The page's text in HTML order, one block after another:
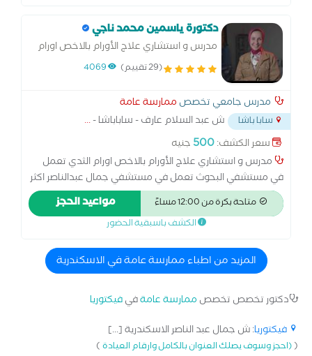
دكتورة ياسمين محمد ناجي
مدرس و استشاري علاج الأورام بالاخص اورام
الثدي
(29 تقييم) 4069
مدرس جامعي تخصص ممارسة عامة
سابا باشا ش عبد السلام عارف - ساباباشا -...
سعر الكشف:500 جنيه
مدرس و استشاري علاج الأورام بالاخص اورام الثدي تعمل
في مستشفي البحوث تعمل في مستشفي جمال عبدالناصر اكثر
من 15 سنه تم الترقيه الي استاذ دكتور زميل جامعه بافيا-ايطاليا
استاذ مساعد واستشاري الأورام والطب النووي
متاحة بكرة من 12:00 مساءً مواعيد الحجز
الكشف باسبقية الحضور
المزيد من اطباء ممارسة عامة في الاسكندرية
دكتور تخصص تخصص ممارسة عامةفيفيكتوريا
فيكتوريا: ش جمال عبد الناصر الاسكندرية [...]
((احجز وسوف يصلك العنوان بالكامل وارقام العيادة)